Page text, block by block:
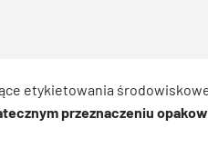
etykietowania
przeznaczeniu